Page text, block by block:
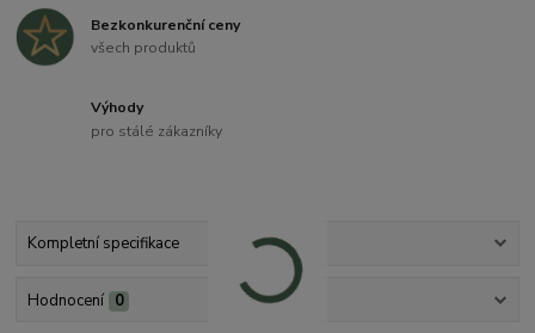
Bezkonkurenční ceny
všech produktů
Výhody
pro stálé zákazníky
Kompletní specifikace
Hodnocení 0